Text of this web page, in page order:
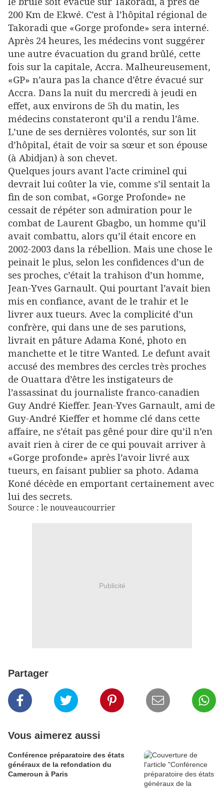
200 Km de Ekwé. C’est à l’hôpital régional de
Takoradi que «Gorge profonde» sera interné.
Après 24 heures, les médecins vont suggérer
une autre évacuation du grand brûlé, cette
fois sur la capitale, Accra. Malheureusement,
«GP» n’aura pas la chance d’être évacué sur
Accra. Dans la nuit du mercredi à jeudi en
effet, aux environs de 5h du matin, les
médecins constateront qu’il a rendu l’âme.
L’une de ses dernières volontés, sur son lit
d’hôpital, était de voir sa sœur et son épouse
(à Abidjan) à son chevet.
Quelques jours avant l’acte criminel qui
devrait lui coûter la vie, comme s’il sentait la
fin de son combat, «Gorge Profonde» ne
cessait de répéter son admiration pour le
combat de Laurent Gbagbo, un homme qu’il
avait combattu, alors qu’il était encore en
2002-2003 dans la rébellion. Mais une chose le
peinait le plus, selon les confidences d’un de
ses proches, c’était la trahison d’un homme,
Jean-Yves Garnault. Qui pourtant l’avait bien
mis en confiance, avant de le trahir et le
livrer aux tueurs. Avec la complicité d’un
confrère, qui dans une de ses parutions,
livrait en pâture Adama Koné, photo en
manchette et le titre Wanted. Le defunt avait
accusé des membres des cercles très proches
de Ouattara d’être les instigateurs de
l’assassinat du journaliste franco-canadien
Guy André Kieffer. Jean-Yves Garnault, ami de
Guy-André Kieffer et homme clé dans cette
affaire, ne s’était pas gêné pour dire qu’il n’en
avait rien à cirer de ce qui pouvait arriver à
«Gorge profonde» après l’avoir livré aux
tueurs, en faisant publier sa photo. Adama
Koné décède en emportant certainement avec
lui des secrets.
Source : le nouveaucourrier
Publicité
Partager
Vous aimerez aussi
Conférence préparatoire des états
généraux de la refondation du
Cameroun à Paris